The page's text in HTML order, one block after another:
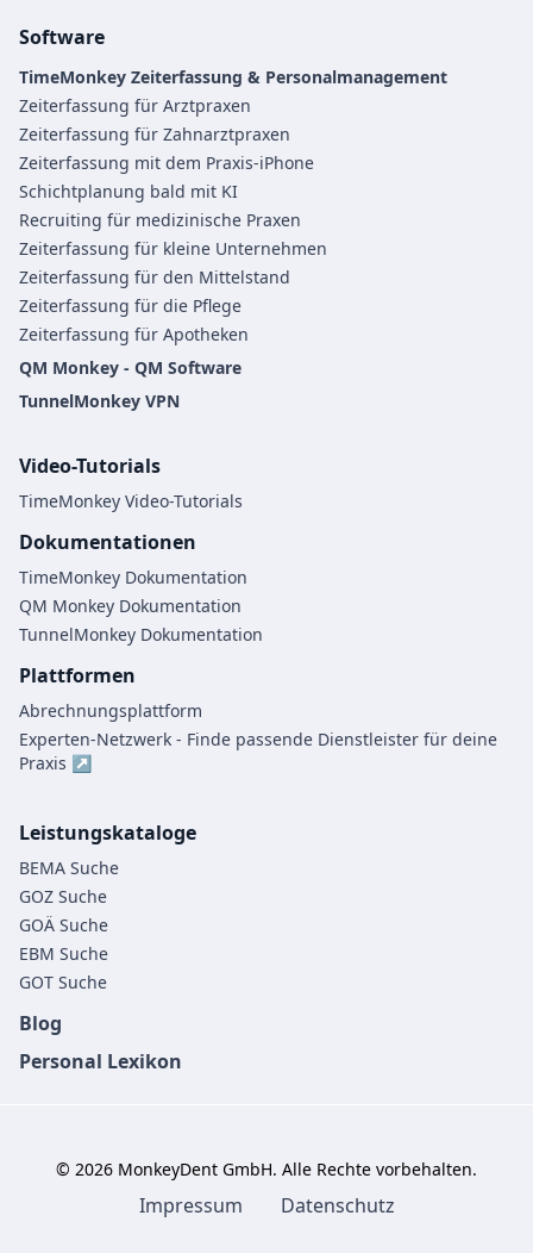
Software
TimeMonkey Zeiterfassung & Personalmanagement
Zeiterfassung für Arztpraxen
Zeiterfassung für Zahnarztpraxen
Zeiterfassung mit dem Praxis-iPhone
Schichtplanung bald mit KI
Recruiting für medizinische Praxen
Zeiterfassung für kleine Unternehmen
Zeiterfassung für den Mittelstand
Zeiterfassung für die Pflege
Zeiterfassung für Apotheken
QM Monkey - QM Software
TunnelMonkey VPN
Video-Tutorials
TimeMonkey Video-Tutorials
Dokumentationen
TimeMonkey Dokumentation
QM Monkey Dokumentation
TunnelMonkey Dokumentation
Plattformen
Abrechnungsplattform
Experten-Netzwerk - Finde passende Dienstleister für deine
Praxis ↗
Leistungskataloge
BEMA Suche
GOZ Suche
GOÄ Suche
EBM Suche
GOT Suche
Blog
Personal Lexikon
© 2026 MonkeyDent GmbH. Alle Rechte vorbehalten.
Impressum Datenschutz